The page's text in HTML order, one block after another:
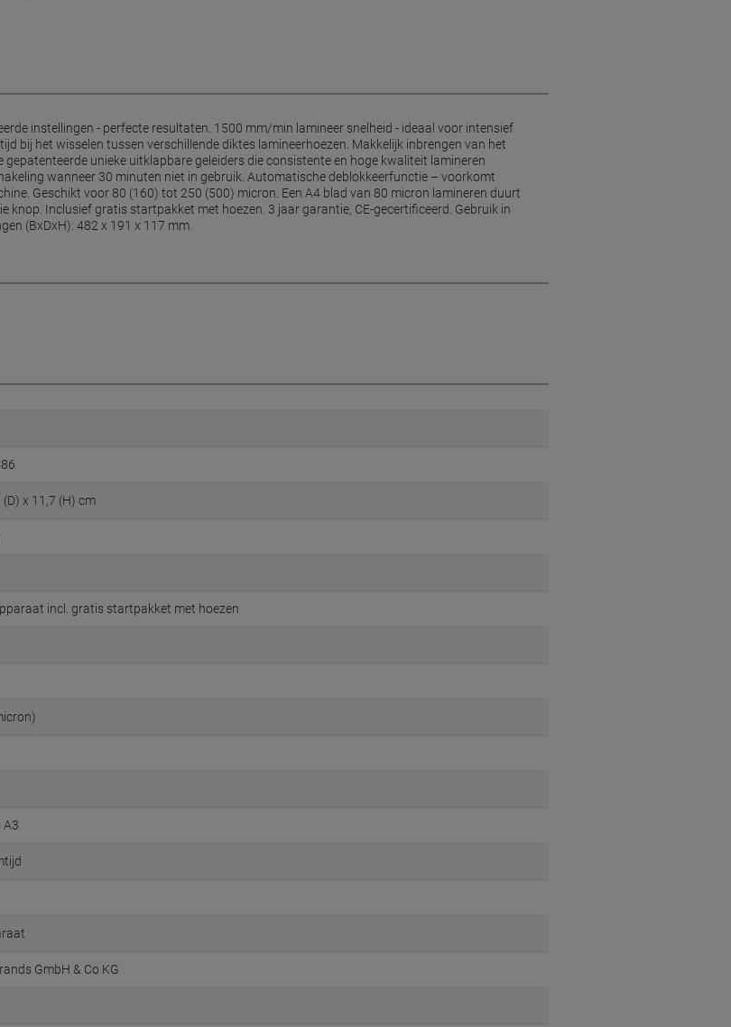
instellingen - perfecte resultaten. 1500 mm/min lamineer snelheid - ideaal voor intensief
bij het wisselen tussen verschillende diktes lamineerhoezen. Makkelijk inbrengen van het
unieke uitklapbare geleiders die consistente en hoge kwaliteit lamineren
wanneer 30 minuten niet in gebruik. Automatische deblokkeerfunctie – voorkomt
Geschikt voor 80 (160) tot 250 (500) micron. Een A4 blad van 80 micron lamineren duurt
knop. Inclusief gratis startpakket met hoezen. 3 jaar garantie, CE-gecertificeerd. Gebruik in
(BxDxH): 482 x 191 x 117 mm.
x 11,7 (H) cm
incl. gratis startpakket met hoezen
A3
GmbH & Co KG